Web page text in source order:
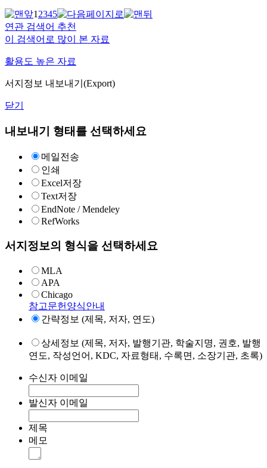
12345
연관 검색어 추천
이 검색어로 많이 본 자료
활용도 높은 자료
서지정보 내보내기(Export)
닫기
내보내기 형태를 선택하세요
메일전송
인쇄
Excel저장
Text저장
EndNote / Mendeley
RefWorks
서지정보의 형식을 선택하세요
MLA
APA
Chicago
참고문헌양식안내
간략정보 (제목, 저자, 연도)
상세정보 (제목, 저자, 발행기관, 학술지명, 권호, 발행
연도, 작성언어, KDC, 자료형태, 수록면, 소장기관, 초록)
수신자 이메일
발신자 이메일
제목
메모